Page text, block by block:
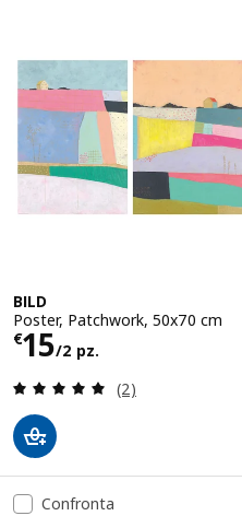
BILD
Poster, Patchwork, 50x70 cm
€15/2 pz.
Prezzo € 15/2
Recensione: 5
(2)
Confronta